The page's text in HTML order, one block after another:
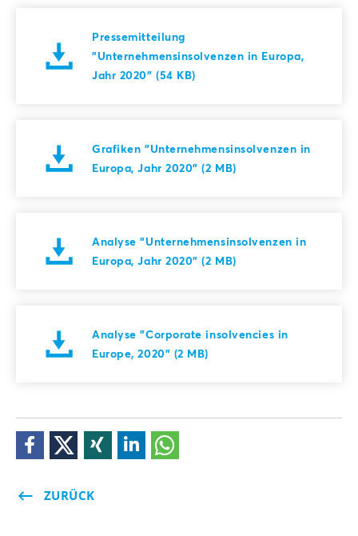
Pressemitteilung
"Unternehmensinsolvenzen in Europa,
Jahr 2020" (54 KB)
Grafiken "Unternehmensinsolvenzen in
Europa, Jahr 2020" (2 MB)
Analyse "Unternehmensinsolvenzen in
Europa, Jahr 2020" (2 MB)
Analyse "Corporate insolvencies in
Europe, 2020" (2 MB)
ZURÜCK